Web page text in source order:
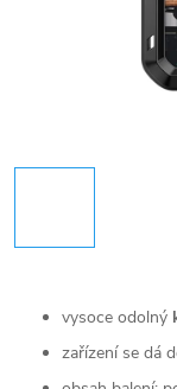
vysoce odolný
zařízení se dá